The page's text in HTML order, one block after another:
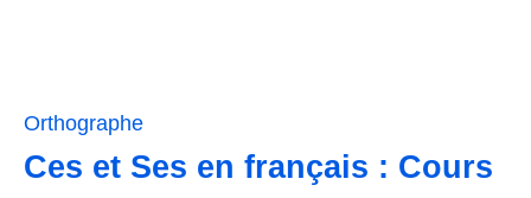
Orthographe
Ces et Ses en français : Cours